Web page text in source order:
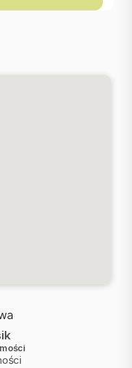
finansowania na zakup
14/E | 51-116 Wrocław